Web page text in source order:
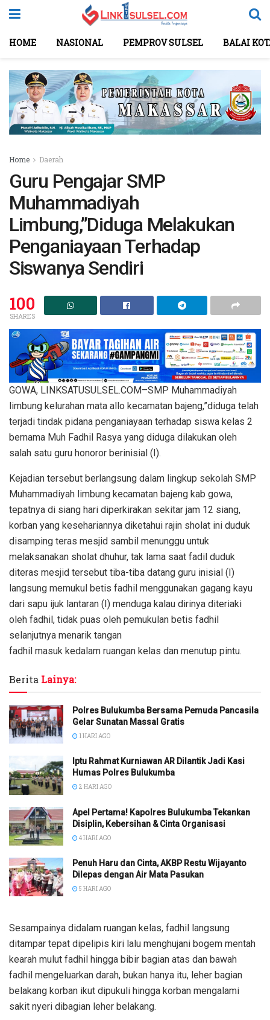
HOME NASIONAL PEMPROV SULSEL BALAI
Home Daerah
Guru Pengajar SMP
Muhammadiyah
Limbung,”Diduga Melakukan
Penganiayaan Terhadap
Siswanya Sendiri
100
SHARES
GOWA, LINKSATUSULSEL.COM–SMP Muhammadiyah
limbung kelurahan mata allo kecamatan bajeng,”diduga telah
terjadi tindak pidana penganiayaan terhadap siswa kelas 2
bernama Muh Fadhil Rasya yang diduga dilakukan oleh
salah satu guru honoror berinisial (I).
Kejadian tersebut berlangsung dalam lingkup sekolah SMP
Muhammadiyah limbung kecamatan bajeng kab gowa,
tepatnya di siang hari diperkirakan sekitar jam 12 siang,
korban yang kesehariannya diketahui rajin sholat ini duduk
disamping teras mesjid sambil menunggu untuk
melaksanakan sholat dhuhur, tak lama saat fadil duduk
diteras mesjid tersebut tiba-tiba datang guru inisial (I)
langsung memukul betis fadhil menggunakan gagang kayu
dari sapu ijuk lantaran (I) menduga kalau dirinya diteriaki
oleh fadhil, tidak puas oleh pemukulan betis fadhil
selanjutnya menarik tangan
fadhil masuk kedalam ruangan kelas dan menutup pintu.
Berita Lainya:
Polres Bulukumba Bersama Pemuda Pancasila
Gelar Sunatan Massal Gratis
1 HARI AGO
Iptu Rahmat Kurniawan AR Dilantik Jadi Kasi
Humas Polres Bulukumba
2 HARI AGO
Apel Pertama! Kapolres Bulukumba Tekankan
Disiplin, Kebersihan & Cinta Organisasi
4 HARI AGO
Penuh Haru dan Cinta, AKBP Restu Wijayanto
Dilepas dengan Air Mata Pasukan
5 HARI AGO
Sesampainya didalam ruangan kelas, fadhil langsung
ditampar tepat dipelipis kiri lalu menghujani bogem mentah
kearah mulut fadhil hingga bibir bagian atas dan bawah
fadhil mengeluarkan darah, bukan hanya itu, leher bagian
belakang korban ikut dipukuli hingga korban mengalami
sakit nyeri dibagian leher belakang.